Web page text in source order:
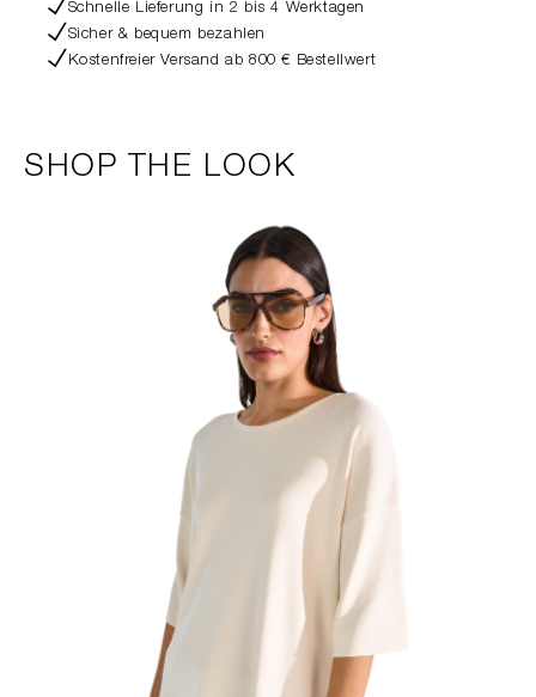
Schnelle Lieferung in 2 bis 4 Werktagen
Sicher & bequem bezahlen
Kostenfreier Versand ab 800 € Bestellwert
SHOP THE LOOK